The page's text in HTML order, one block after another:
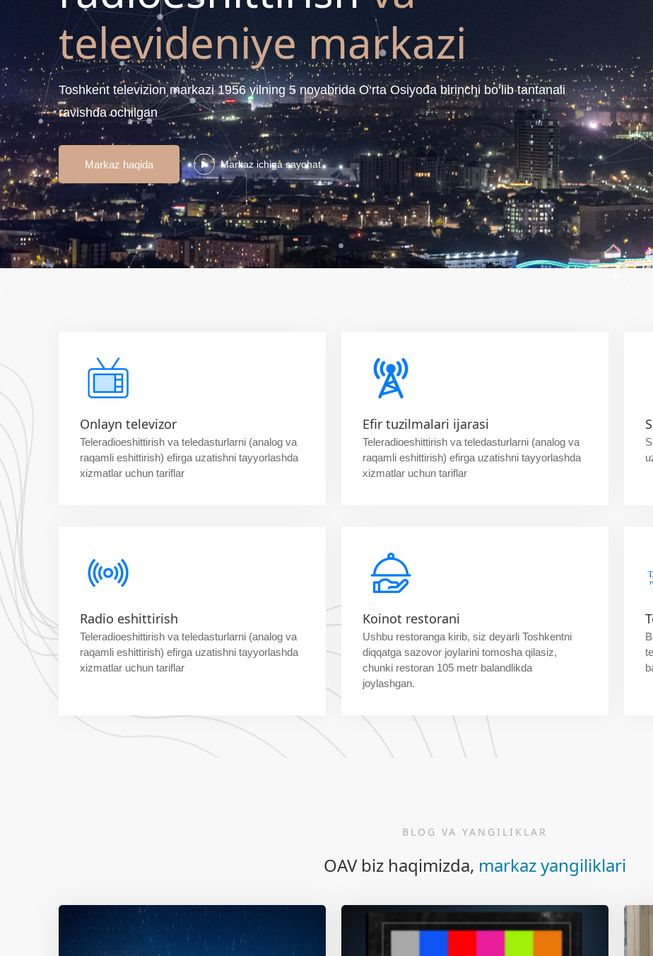
televideniye markazi
Toshkent televizion markazi 1956 yilning 5 noyabrida O‘rta Osiyoda birinchi bo‘lib tantanali
ravishda ochilgan
Markaz haqida Markaz ichiga sayohat
Onlayn televizor
Teleradioeshittirish va teledasturlarni (analog va
raqamli eshittirish) efirga uzatishni tayyorlashda
xizmatlar uchun tariflar
Efir tuzilmalari ijarasi
Teleradioeshittirish va teledasturlarni (analog va
raqamli eshittirish) efirga uzatishni tayyorlashda
xizmatlar uchun tariflar
Radio eshittirish
Teleradioeshittirish va teledasturlarni (analog va
raqamli eshittirish) efirga uzatishni tayyorlashda
xizmatlar uchun tariflar
Koinot restorani
Ushbu restoranga kirib, siz deyarli Toshkentni
diqqatga sazovor joylarini tomosha qilasiz,
chunki restoran 105 metr balandlikda
joylashgan.
BLOG VA YANGILIKLAR
OAV biz haqimizda, markaz yangiliklari